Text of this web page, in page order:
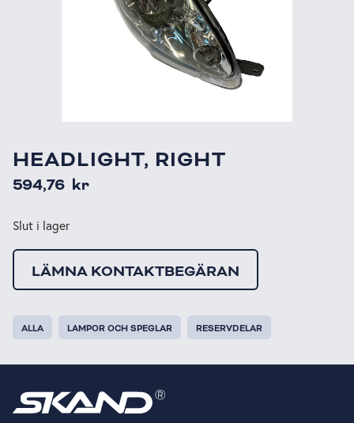
HEADLIGHT, RIGHT
594,76 kr
Slut i lager
LÄMNA KONTAKTBEGÄRAN
ALLA LAMPOR OCH SPEGLAR RESERVDELAR